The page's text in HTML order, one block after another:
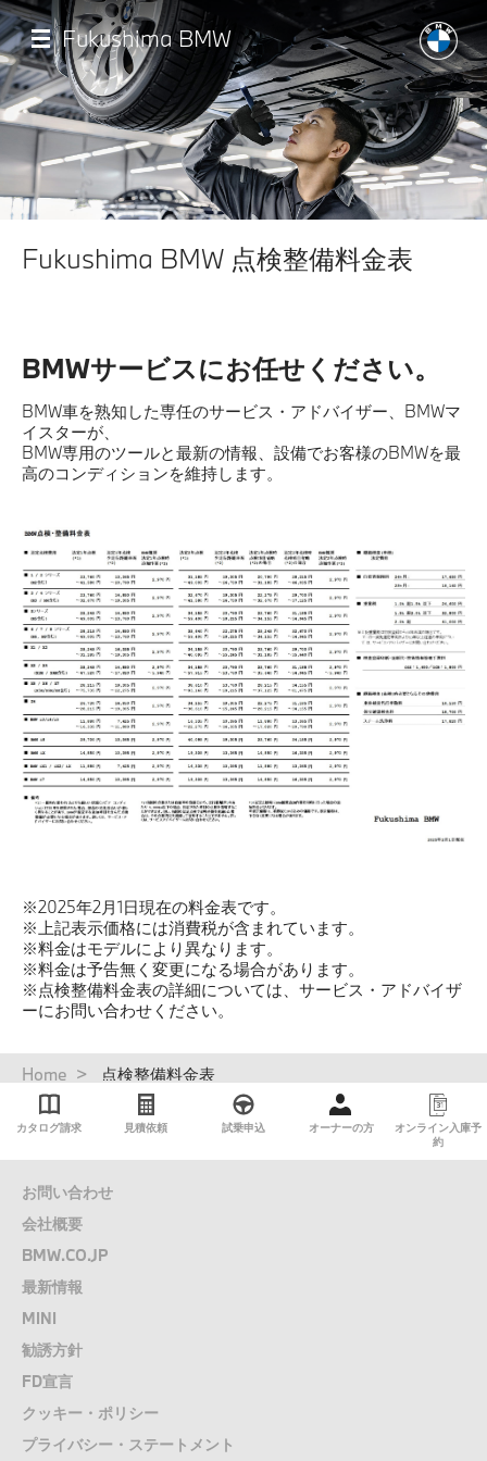
メ
イ
ン
コ
ン
テ
移
動
店舗一覧
モデル一覧
認定中古車
Fukushima BMW
Fukushima BMW 点検整備料金表
BMWサービスにお任せください。
BMW車を熟知した専任のサービス・アドバイザー、BMWマ
イスターが、
BMW専用のツールと最新の情報、設備でお客様のBMWを最
高のコンディションを維持します。
※2025年2月1日現在の料金表です。
※上記表示価格には消費税が含まれています。
※料金はモデルにより異なります。
※料金は予告無く変更になる場合があります。
※点検整備料金表の詳細については、サービス・アドバイザ
ーにお問い合わせください。
パ
ず
Home 点検整備料金表​
カタログ請求 見積依頼 試乗申込 オーナーの方
オンライン入庫予
約
お問い合わせ
会社概要
BMW.CO.JP
最新情報
MINI
勧誘方針
FD宣言
クッキー・ポリシー
プライバシー・ステートメント